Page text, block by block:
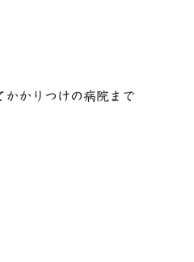
かかりつけの病院まで